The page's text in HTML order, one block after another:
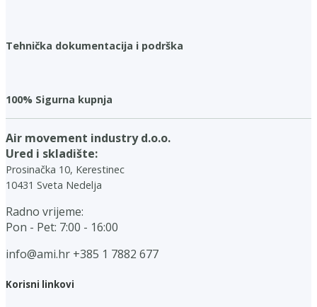
Tehnička dokumentacija i podrška
100% Sigurna kupnja
Air movement industry d.o.o.
Ured i skladište:
Prosinačka 10, Kerestinec
10431 Sveta Nedelja
Radno vrijeme:
Pon - Pet: 7:00 - 16:00
info@ami.hr +385 1 7882 677
Korisni linkovi